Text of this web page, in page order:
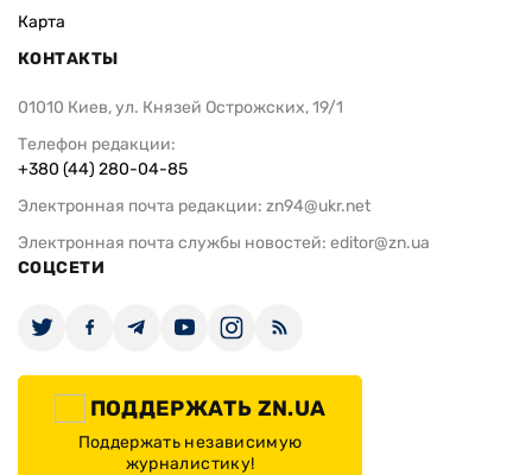
Карта
КОНТАКТЫ
01010 Киев, ул. Князей Острожских, 19/1
Телефон редакции:
+380 (44) 280-04-85
Электронная почта редакции: zn94@ukr.net
Электронная почта службы новостей: editor@zn.ua
СОЦСЕТИ
ПОДДЕРЖАТЬ ZN.UA
Поддержать независимую
журналистику!